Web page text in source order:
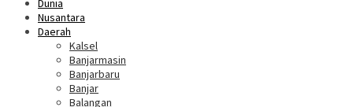
Dunia
Nusantara
Daerah
Kalsel
Banjarmasin
Banjarbaru
Banjar
Balangan